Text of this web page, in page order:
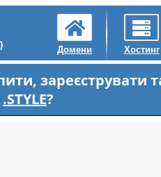
Домени Хостинг
зареєструвати
.STYLE?